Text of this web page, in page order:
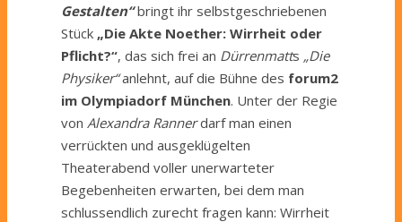
Gestalten“bringt ihr selbstgeschriebenen
Stück „Die Akte Noether: Wirrheit oder
Pflicht?“, das sich frei an Dürrenmatts „Die
Physiker“anlehnt, auf die Bühne des forum2
im Olympiadorf München. Unter der Regie
von Alexandra Rannerdarf man einen
verrückten und ausgeklügelten
Theaterabend voller unerwarteter
Begebenheiten erwarten, bei dem man
schlussendlich zurecht fragen kann: Wirrheit